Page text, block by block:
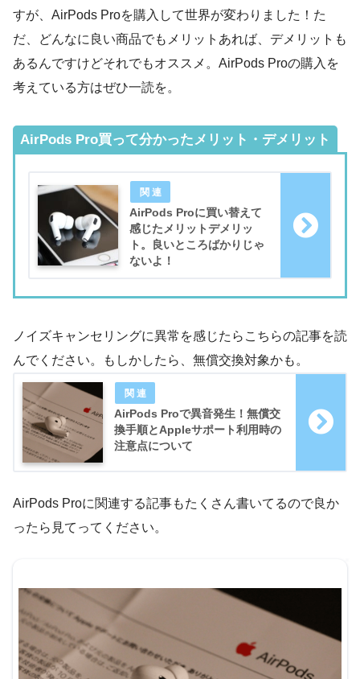
すが、AirPods Proを購入して世界が変わりました！た
だ、どんなに良い商品でもメリットあれば、デメリットも
あるんですけどそれでもオススメ。AirPods Proの購入を
考えている方はぜひ一読を。
AirPods Pro買って分かったメリット・デメリット
AirPods Proに買い替えて
感じたメリットデメリッ
ト。良いところばかりじゃ
ないよ！
ノイズキャンセリングに異常を感じたらこちらの記事を読
んでください。もしかしたら、無償交換対象かも。
AirPods Proで異音発生！無償交
換手順とAppleサポート利用時の
注意点について
AirPods Proに関連する記事もたくさん書いてるので良か
ったら見てってください。